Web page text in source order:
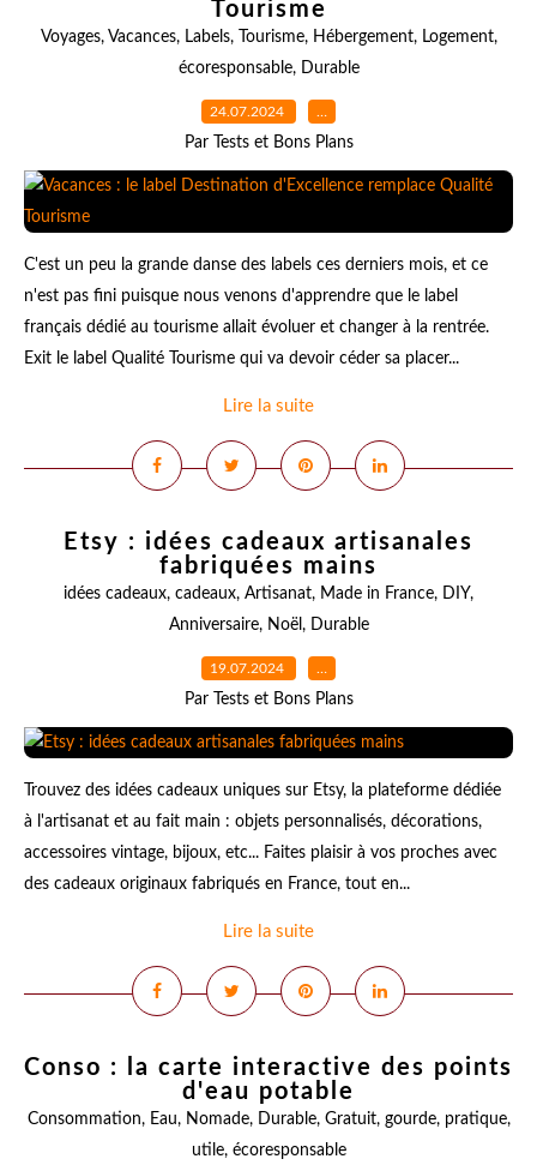
Tourisme
Voyages, Vacances, Labels, Tourisme, Hébergement, Logement,
écoresponsable, Durable
24.07.2024 …
Par Tests et Bons Plans
C'est un peu la grande danse des labels ces derniers mois, et ce
n'est pas fini puisque nous venons d'apprendre que le label
français dédié au tourisme allait évoluer et changer à la rentrée.
Exit le label Qualité Tourisme qui va devoir céder sa placer...
Lire la suite
Etsy : idées cadeaux artisanales
fabriquées mains
idées cadeaux, cadeaux, Artisanat, Made in France, DIY,
Anniversaire, Noël , Durable
19.07.2024 …
Par Tests et Bons Plans
Trouvez des idées cadeaux uniques sur Etsy, la plateforme dédiée
à l'artisanat et au fait main : objets personnalisés, décorations,
accessoires vintage, bijoux, etc... Faites plaisir à vos proches avec
des cadeaux originaux fabriqués en France, tout en...
Lire la suite
Conso : la carte interactive des points
d'eau potable
Consommation, Eau, Nomade, Durable, Gratuit, gourde, pratique,
utile, écoresponsable